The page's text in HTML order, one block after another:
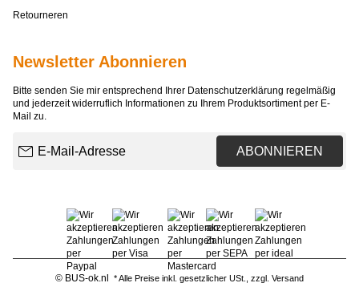
Retourneren
Newsletter Abonnieren
Bitte senden Sie mir entsprechend Ihrer Datenschutzerklärung regelmäßig
und jederzeit widerruflich Informationen zu Ihrem Produktsortiment per E-
Mail zu.
ABONNIEREN
© BUS-ok.nl * Alle Preise inkl. gesetzlicher USt., zzgl. Versand